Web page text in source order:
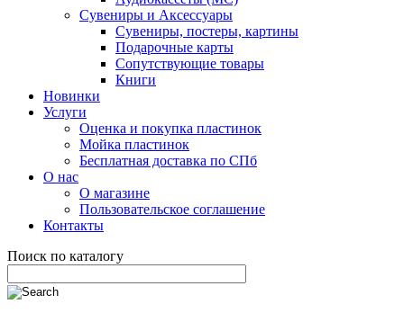
Сувениры и Аксессуары
Сувениры, постеры, картины
Подарочные карты
Сопутствующие товары
Книги
Новинки
Услуги
Оценка и покупка пластинок
Мойка пластинок
Бесплатная доставка по СПб
О нас
О магазине
Пользовательское соглашение
Контакты
Поиск по каталогу